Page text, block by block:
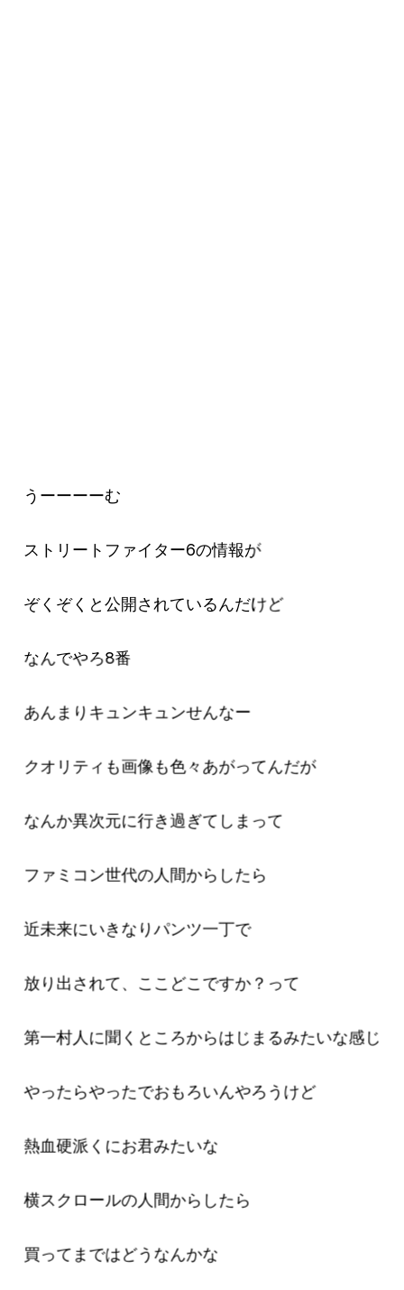
うーーーーむ
ストリートファイター6の情報が
ぞくぞくと公開されているんだけど
なんでやろ8番
あんまりキュンキュンせんなー
クオリティも画像も色々あがってんだが
なんか異次元に行き過ぎてしまって
ファミコン世代の人間からしたら
近未来にいきなりパンツ一丁で
放り出されて、ここどこですか？って
第一村人に聞くところからはじまるみたいな感じ
やったらやったでおもろいんやろうけど
熱血硬派くにお君みたいな
横スクロールの人間からしたら
買ってまではどうなんかな